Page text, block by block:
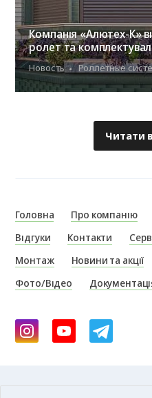
Компанія «Алютех-К»
ролет та
Новость Роллетные
Читати
Головна Про компанію
Відгуки
Контакти
Монтаж
Новини та акції
Фото/Відео